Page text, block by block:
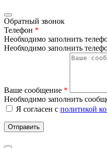
Обратный звонок
Телефон *
Необходимо заполнить
Необходимо заполнить
Ваше сообщение *
Необходимо заполнить
Я согласен с политикой
Отправить